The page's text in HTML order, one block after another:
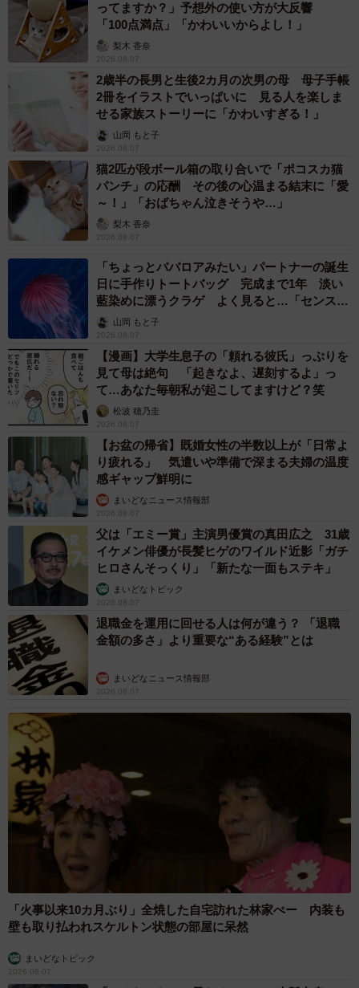
ってますか？」予想外の使い方が大反響
「100点満点」「かわいいからよし！」
梨木 香奈
2026.08.07
2歳半の長男と生後2カ月の次男の母 母子手帳
2冊をイラストでいっぱいに 見る人を楽しま
せる家族ストーリーに「かわいすぎる！」
山岡 もと子
2026.08.07
猫2匹が段ボール箱の取り合いで「ポコスカ猫
パンチ」の応酬 その後の心温まる結末に「愛
～！」「おばちゃん泣きそうや…」
梨木 香奈
2026.08.07
「ちょっとババロアみたい」パートナーの誕生
日に手作りトートバッグ 完成まで1年 淡い
藍染めに漂うクラゲ よく見ると…「センスす
ごい」山岡 もと子
2026.08.07
【漫画】大学生息子の「頼れる彼氏」っぷりを
見て母は絶句 「起きなよ、遅刻するよ」っ
て…あなた毎朝私が起こしてますけど？笑
松波 穂乃圭
2026.08.07
【お盆の帰省】既婚女性の半数以上が「日常よ
り疲れる」 気遣いや準備で深まる夫婦の温度
感ギャップ鮮明に
まいどなニュース情報部
2026.08.07
父は「エミー賞」主演男優賞の真田広之 31歳
イケメン俳優が長髪ヒゲのワイルド近影「ガチ
ヒロさんそっくり」「新たな一面もステキ」
まいどなトピック
2026.08.07
退職金を運用に回せる人は何が違う？ 「退職
金額の多さ」より重要な“ある経験”とは
まいどなニュース情報部
2026.08.07
「火事以来10カ月ぶり」全焼した自宅訪れた林家ぺー 内装も
壁も取り払われスケルトン状態の部屋に呆然
まいどなトピック
2026.08.07